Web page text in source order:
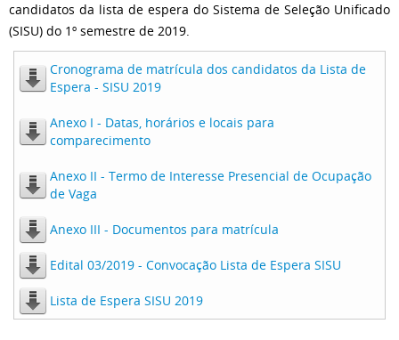
candidatos da lista de espera do Sistema de Seleção Unificado
(SISU) do 1º semestre de 2019.
Cronograma de matrícula dos candidatos da Lista de
Espera - SISU 2019
Anexo I - Datas, horários e locais para
comparecimento
Anexo II - Termo de Interesse Presencial de Ocupação
de Vaga
Anexo III - Documentos para matrícula
Edital 03/2019 - Convocação Lista de Espera SISU
Lista de Espera SISU 2019